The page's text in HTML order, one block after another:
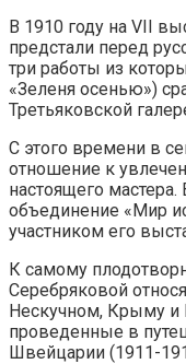
В 1910 году на VII
предстали перед
три работы из
«Зеленя осенью»)
Третьяковской
С этого времени в
отношение к
настоящего мастера.
объединение «Мир
участником его
К самому
Серебряковой
Нескучном, Крыму и
проведенные в
Швейцарии (1911-